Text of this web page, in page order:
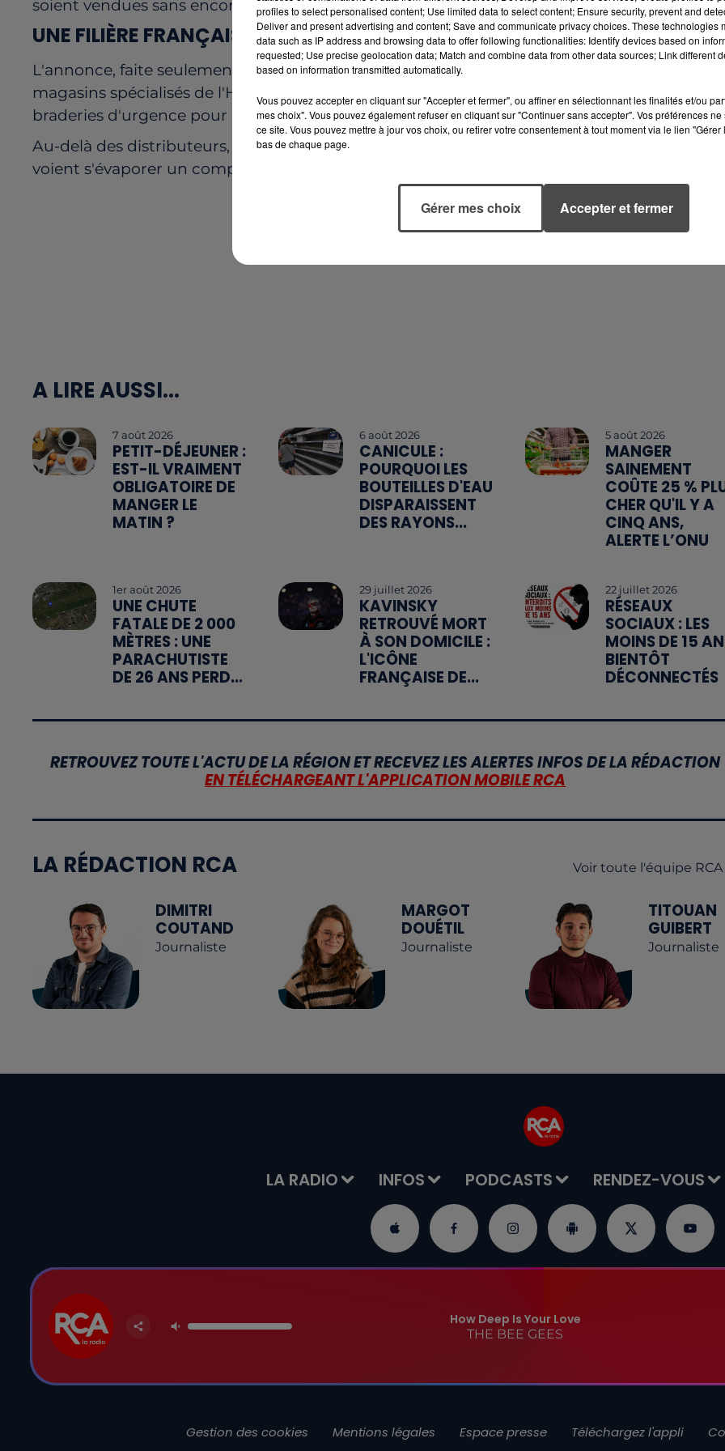
soient vendues sans encombre dans d'autres pays.
UNE FILIÈRE FRANÇAISE EN ÉTAT DE CHOC
L'annonce, faite seulement un mois avant l'échéance, laisse peu de temps aux 2 000
magasins spécialisés de l'Hexagone pour réagir. Pour certains commerçants, l'heure est
braderies d'urgence pour écouler les stocks.
Au-delà des distributeurs, ce sont également un millier de producteurs et d'agriculteurs
voient s'évaporer un complément de revenu essentiel issu de la culture du chanvre.
A LIRE AUSSI...
7 août 2026
PETIT-DÉJEUNER :
EST-IL VRAIMENT
OBLIGATOIRE DE
MANGER LE
MATIN ?
6 août 2026
CANICULE :
POURQUOI LES
BOUTEILLES D'EAU
DISPARAISSENT
DES RAYONS...
5 août 2026
MANGER
SAINEMENT
COÛTE 25 %
CHER QU'IL Y A
CINQ ANS,
ALERTE L’ONU
1er août 2026
UNE CHUTE
FATALE DE 2 000
MÈTRES : UNE
PARACHUTISTE
DE 26 ANS PERD...
29 juillet 2026
KAVINSKY
RETROUVÉ MORT
À SON DOMICILE :
L'ICÔNE
FRANÇAISE DE...
22 juillet 2026
RÉSEAUX
SOCIAUX : LES
MOINS DE 15
BIENTÔT
DÉCONNECTÉS
RETROUVEZ TOUTE L'ACTU DE LA RÉGION ET RECEVEZ LES ALERTES INFOS DE LA RÉDACTION
EN TÉLÉCHARGEANT L'APPLICATION MOBILE RCA
LA RÉDACTION RCA Voir toute l'équipe RCA
DIMITRI
COUTAND
Journaliste
MARGOT
DOUÉTIL
Journaliste
TITOUAN
GUIBERT
Journaliste
LA RADIO INFOS PODCASTS RENDEZ-VOUS
How Deep Is Your Love
THE BEE GEES
Gestion des cookies Mentions légales Espace presse Téléchargez l'appli
profiles to select personalised content; Use limited data to select content; Ensure security, prevent and
Deliver and present advertising and content; Save and communicate privacy choices. These technologies
data such as IP address and browsing data to offer following functionalities: Identify devices based on
requested; Use precise geolocation data; Match and combine data from other data sources; Link different
based on information transmitted automatically.
Vous pouvez accepter en cliquant sur "Accepter et fermer", ou affiner en sélectionnant les finalités et/ou
mes choix". Vous pouvez également refuser en cliquant sur "Continuer sans accepter". Vos préférences
ce site. Vous pouvez mettre à jour vos choix, ou retirer votre consentement à tout moment via le lien
bas de chaque page.
Gérer mes choix Accepter et fermer